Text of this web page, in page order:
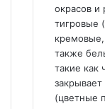
окрасов и
тигровые
также
такие как
закрывает
(цветные